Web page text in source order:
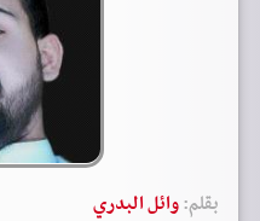
بقلم:وائل البدري